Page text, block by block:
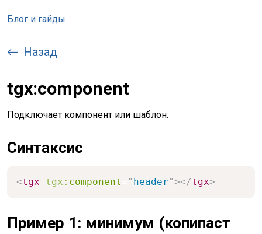
Блог и гайды
Назад
tgx:component
Подключает компонент или шаблон.
Синтаксис
<tgx tgx: component=" header"></tgx>
Пример 1: минимум (копипаст